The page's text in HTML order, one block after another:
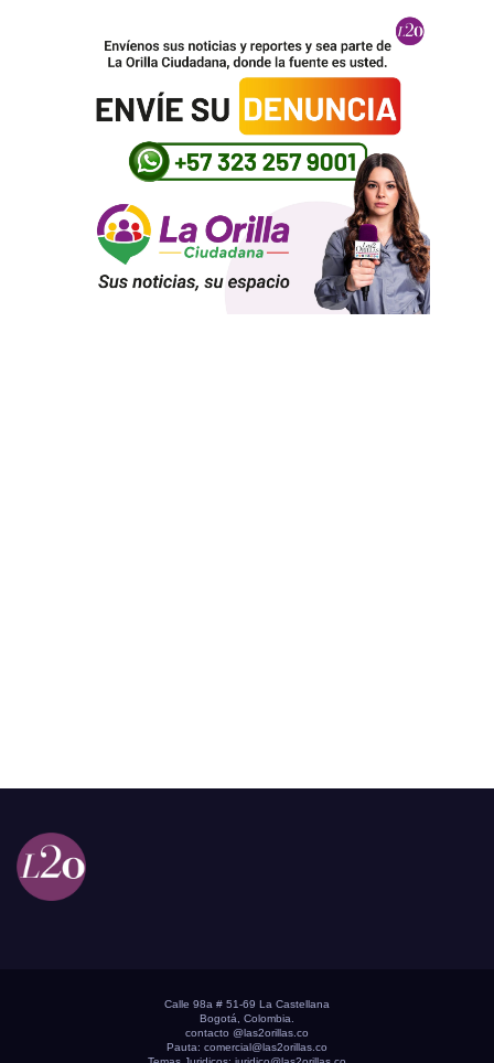
Calle 98a # 51-69 La Castellana
Bogotá, Colombia.
contacto @las2orillas.co
Pauta: comercial@las2orillas.co